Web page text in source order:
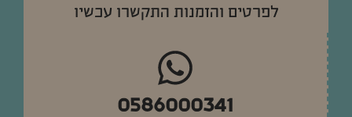
לפרטים והזמנות התקשרו עכשיו
0586000341